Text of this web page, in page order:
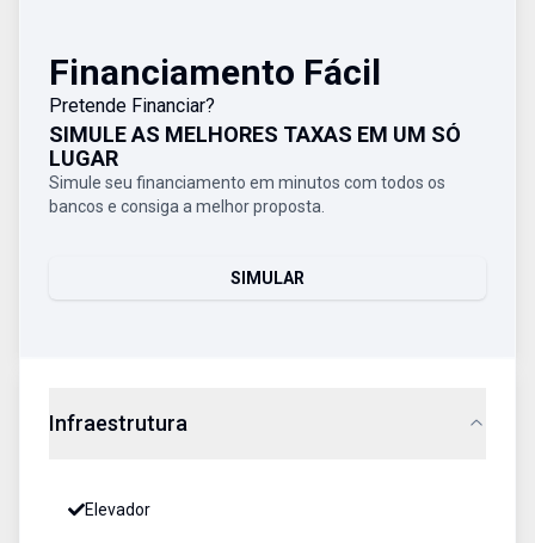
Financiamento Fácil
Pretende Financiar?
SIMULE AS MELHORES TAXAS EM UM SÓ
LUGAR
Simule seu financiamento em minutos com todos os
bancos e consiga a melhor proposta.
SIMULAR
Infraestrutura
Elevador